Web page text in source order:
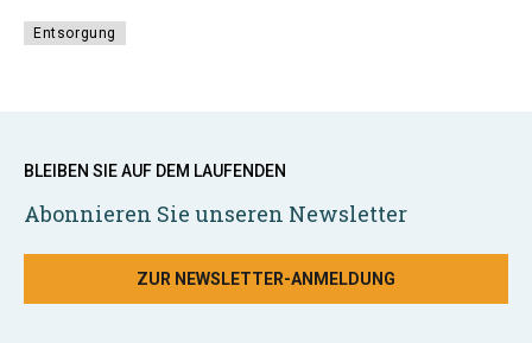
Entsorgung
BLEIBEN SIE AUF DEM LAUFENDEN
Abonnieren Sie unseren Newsletter
ZUR NEWSLETTER-ANMELDUNG